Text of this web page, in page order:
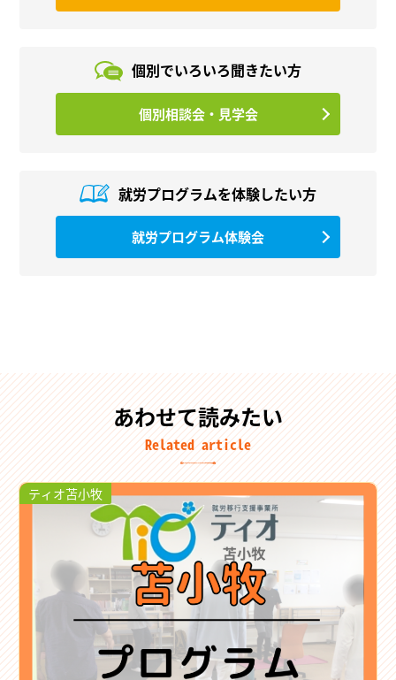
個別でいろいろ聞きたい方
個別相談会・見学会
就労プログラムを体験したい方
就労プログラム体験会
あわせて読みたい
Related article
ティオ苫小牧